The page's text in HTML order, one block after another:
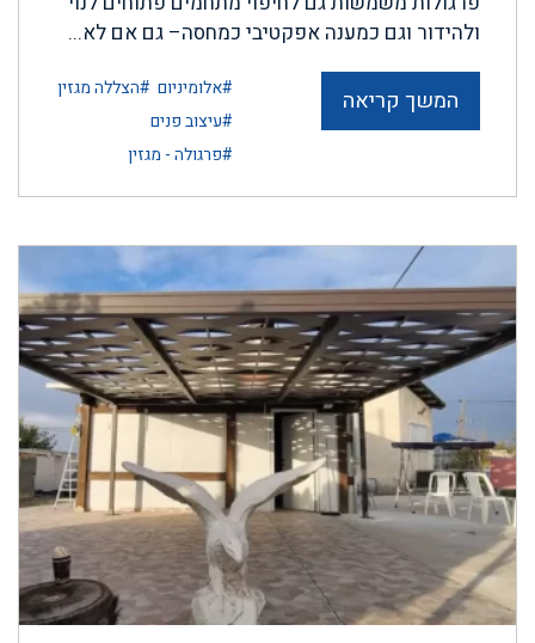
ולהידור וגם כמענה אפקטיבי כמחסה– גם אם לא...
המשך קריאה #אלומיניום #הצללה מגזין
#עיצוב פנים
#פרגולה - מגזין